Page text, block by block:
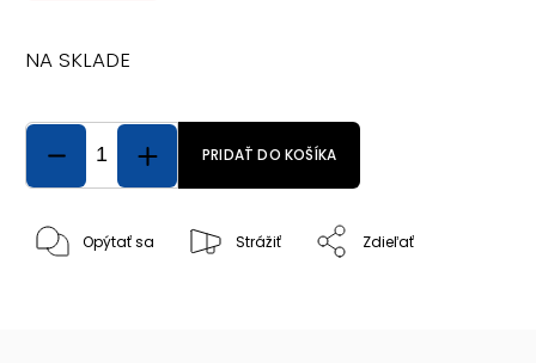
NA SKLADE
PRIDAŤ DO KOŠÍKA
Opýtať sa Strážiť Zdieľať